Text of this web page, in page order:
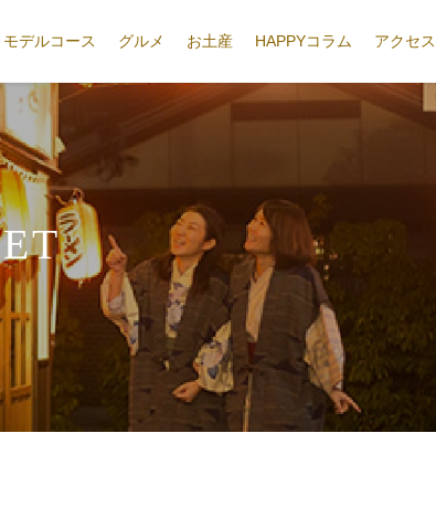
モデルコース グルメ お土産 HAPPYコラム アクセス